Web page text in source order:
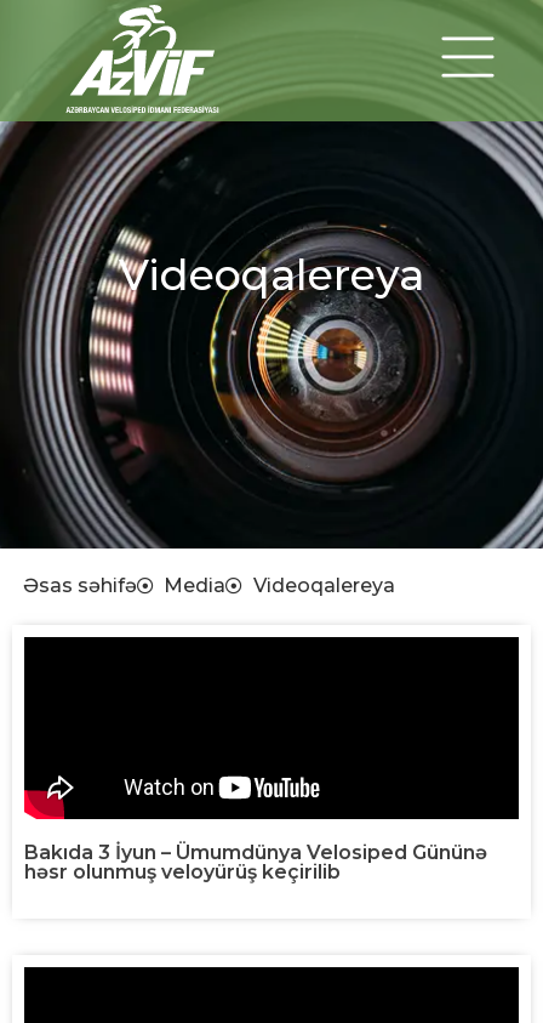
Videoqalereya
Əsas səhifə Media Videoqalereya
Bakıda 3 İyun – Ümumdünya Velosiped Gününə
həsr olunmuş veloyürüş keçirilib